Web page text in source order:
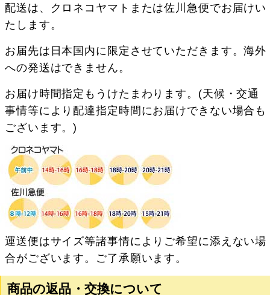
配送は、クロネコヤマトまたは佐川急便でお届けい
たします。
お届先は日本国内に限定させていただきます。海外
への発送はできません。
お届け時間指定もうけたまわります。(天候・交通
事情等により配達指定時間にお届けできない場合も
ございます。)
運送便はサイズ等諸事情によりご希望に添えない場
合がございます。ご了承願います。
商品の返品・交換について